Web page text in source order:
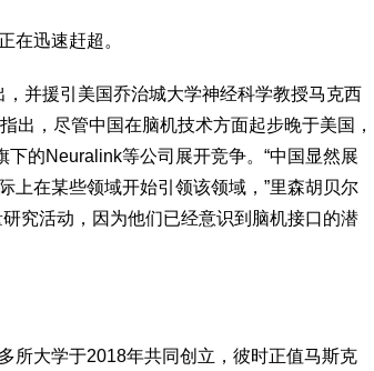
在迅速赶超。
并援引美国乔治城大学神经科学教授马克西
出，尽管中国在脑机技术方面起步晚于美国，
的Neuralink等公司展开竞争。“中国显然展
上在某些领域开始引领该领域，”里森胡贝尔
究活动，因为他们已经意识到脑机接口的潜
所大学于2018年共同创立，彼时正值马斯克